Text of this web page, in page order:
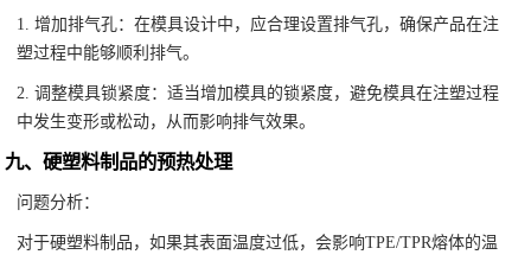
1. 增加排气孔：在模具设计中，应合理设置排气孔，确保产品在注
塑过程中能够顺利排气。
2. 调整模具锁紧度：适当增加模具的锁紧度，避免模具在注塑过程
中发生变形或松动，从而影响排气效果。
九、硬塑料制品的预热处理
问题分析：
对于硬塑料制品，如果其表面温度过低，会影响TPE/TPR熔体的温